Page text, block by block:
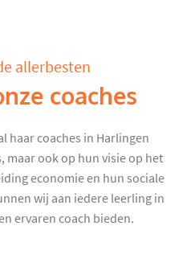
allerbesten
coaches
haar coaches in Harlingen
ook op hun visie op het
economie en hun sociale
wij aan iedere leerling in
ervaren coach bieden.